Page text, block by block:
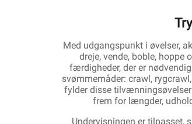
Med udgangspunkt i øvelser,
dreje, vende, boble, hoppe
færdigheder, der er
svømmemåder: crawl,
fylder disse
frem for længder,
Undervisningen er tilpasset,